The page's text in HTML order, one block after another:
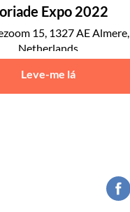
Expo 2022
15, 1327 AE Almere,
Netherlands
Almere
Leve-me lá